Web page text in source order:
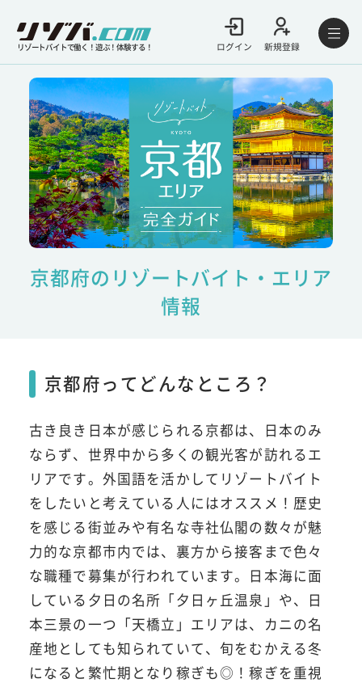
リゾートバイトで働く！遊ぶ！体験する！ ログイン 新規登録
京都府のリゾートバイト・エリア
情報
京都府ってどんなところ？
古き良き日本が感じられる京都は、日本のみ
ならず、世界中から多くの観光客が訪れるエ
リアです。外国語を活かしてリゾートバイト
をしたいと考えている人にはオススメ！歴史
を感じる街並みや有名な寺社仏閣の数々が魅
力的な京都市内では、裏方から接客まで色々
な職種で募集が行われています。日本海に面
している夕日の名所「夕日ヶ丘温泉」や、日
本三景の一つ「天橋立」エリアは、カニの名
産地としても知られていて、旬をむかえる冬
になると繁忙期となり稼ぎも◎！稼ぎを重視